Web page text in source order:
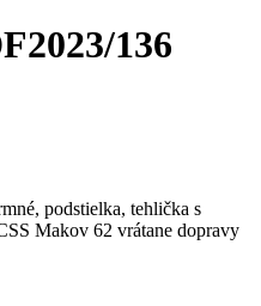
136
podstielka, tehlička s
Makov 62 vrátane dopravy